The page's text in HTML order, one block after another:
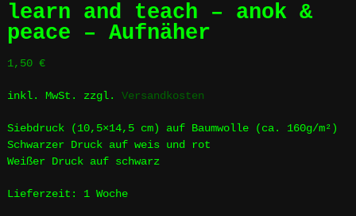
learn and teach – anok &
peace – Aufnäher
1,50 €
inkl. MwSt. zzgl. Versandkosten
Siebdruck (10,5×14,5 cm) auf Baumwolle (ca. 160g/m²)
Schwarzer Druck auf weis und rot
Weißer Druck auf schwarz
Lieferzeit: 1 Woche